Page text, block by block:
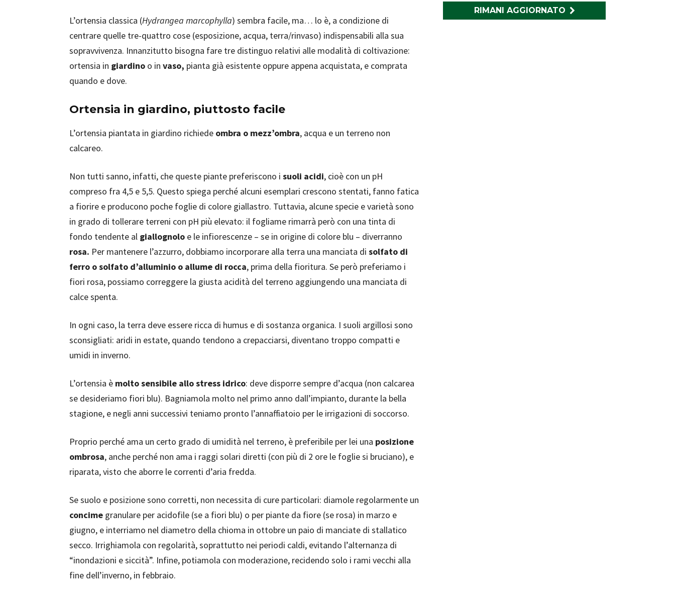
L’ortensia classica (Hydrangea marcophylla) sembra facile, ma… lo è, a condizione di
centrare quelle tre-quattro cose (esposizione, acqua, terra/rinvaso) indispensabili alla sua
sopravvivenza. Innanzitutto bisogna fare tre distinguo relativi alle modalità di coltivazione:
ortensia in giardino o in vaso, pianta già esistente oppure appena acquistata, e comprata
quando e dove.
Ortensia in giardino, piuttosto facile
L’ortensia piantata in giardino richiede ombra o mezz’ombra, acqua e un terreno non
calcareo.
Non tutti sanno, infatti, che queste piante preferiscono i suoli acidi, cioè con un pH
compreso fra 4,5 e 5,5. Questo spiega perché alcuni esemplari crescono stentati, fanno fatica
a fiorire e producono poche foglie di colore giallastro. Tuttavia, alcune specie e varietà sono
in grado di tollerare terreni con pH più elevato: il fogliame rimarrà però con una tinta di
fondo tendente al giallognolo e le infiorescenze – se in origine di colore blu – diverranno
rosa. Per mantenere l’azzurro, dobbiamo incorporare alla terra una manciata di solfato di
ferro o solfato d’alluminio o allume di rocca, prima della fioritura. Se però preferiamo i
fiori rosa, possiamo correggere la giusta acidità del terreno aggiungendo una manciata di
calce spenta.
In ogni caso, la terra deve essere ricca di humus e di sostanza organica. I suoli argillosi sono
sconsigliati: aridi in estate, quando tendono a crepacciarsi, diventano troppo compatti e
umidi in inverno.
L’ortensia è molto sensibile allo stress idrico: deve disporre sempre d’acqua (non calcarea
se desideriamo fiori blu). Bagniamola molto nel primo anno dall’impianto, durante la bella
stagione, e negli anni successivi teniamo pronto l’annaffiatoio per le irrigazioni di soccorso.
Proprio perché ama un certo grado di umidità nel terreno, è preferibile per lei una posizione
ombrosa, anche perché non ama i raggi solari diretti (con più di 2 ore le foglie si bruciano), e
riparata, visto che aborre le correnti d’aria fredda.
Se suolo e posizione sono corretti, non necessita di cure particolari: diamole regolarmente un
concime granulare per acidofile (se a fiori blu) o per piante da fiore (se rosa) in marzo e
giugno, e interriamo nel diametro della chioma in ottobre un paio di manciate di stallatico
secco. Irrighiamola con regolarità, soprattutto nei periodi caldi, evitando l’alternanza di
“inondazioni e siccità”. Infine, potiamola con moderazione, recidendo solo i rami vecchi alla
fine dell’inverno, in febbraio.
RIMANI AGGIORNATO